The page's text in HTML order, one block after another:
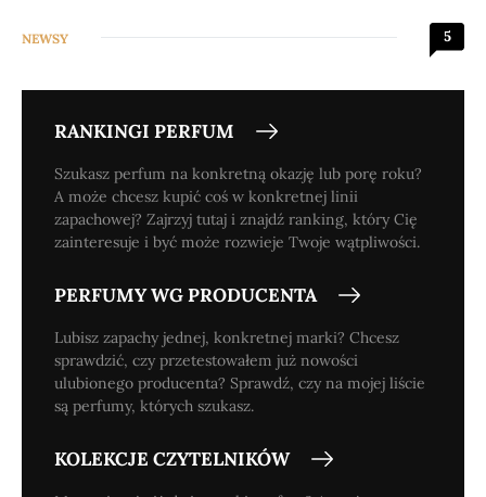
NEWSY 5
RANKINGI PERFUM
Szukasz perfum na konkretną okazję lub porę roku?
A może chcesz kupić coś w konkretnej linii
zapachowej? Zajrzyj tutaj i znajdź ranking, który Cię
zainteresuje i być może rozwieje Twoje wątpliwości.
PERFUMY WG PRODUCENTA
Lubisz zapachy jednej, konkretnej marki? Chcesz
sprawdzić, czy przetestowałem już nowości
ulubionego producenta? Sprawdź, czy na mojej liście
są perfumy, których szukasz.
KOLEKCJE CZYTELNIKÓW